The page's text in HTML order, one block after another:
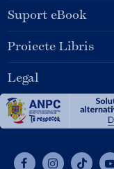
Suport eBook
Proiecte Libris
Legal